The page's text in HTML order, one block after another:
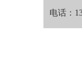
电话：